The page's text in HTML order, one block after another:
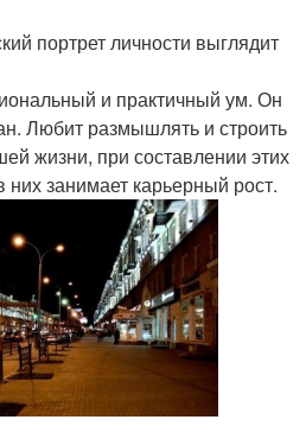
портрет личности выглядит
и практичный ум. Он
Любит размышлять и строить
жизни, при составлении этих
занимает карьерный рост.